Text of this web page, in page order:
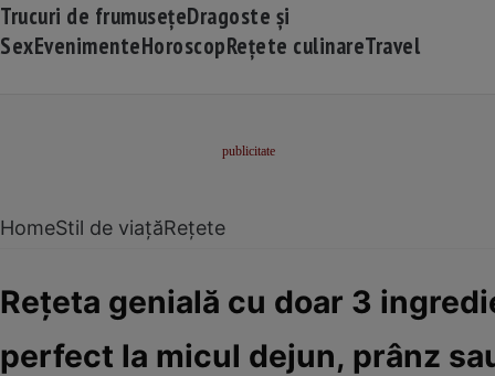
Trucuri de frumusețeDragoste și
SexEvenimenteHoroscopRețete culinareTravel
HomeStil de viațăRețete
Rețeta genială cu doar 3
perfect la micul dejun, prânz